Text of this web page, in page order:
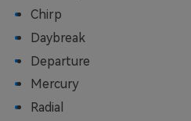
Chirp
Daybreak
Departure
Mercury
Radial